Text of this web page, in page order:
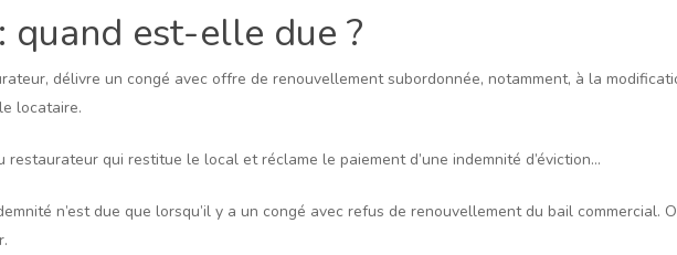
quand est-elle due ?
délivre un congé avec offre de renouvellement subordonnée, notamment, à la
locataire.
qui restitue le local et réclame le paiement d’une indemnité d’éviction…
n’est due que lorsqu’il y a un congé avec refus de renouvellement du bail commercial.